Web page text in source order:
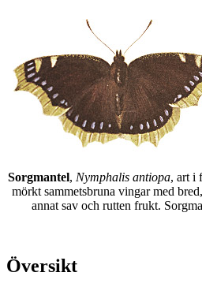
Sorgmantel, Nymphalis antiopa, art i
mörkt sammetsbruna vingar med
annat sav och rutten frukt.
Översikt